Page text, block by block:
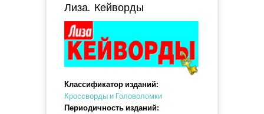
Лиза. Кейворды
Классификатор изданий:
Кроссворды и Головоломки
Периодичность изданий: